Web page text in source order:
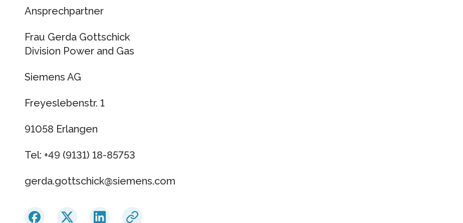
Ansprechpartner
Frau Gerda Gottschick
Division Power and Gas
Siemens AG
Freyeslebenstr. 1
91058 Erlangen
Tel: +49 (9131) 18-85753
gerda.gottschick​​@siemens.com